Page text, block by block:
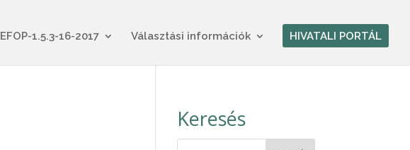
EFOP-1.5.3-16-2017 Választási információk HIVATALI PORTÁL
Keresés